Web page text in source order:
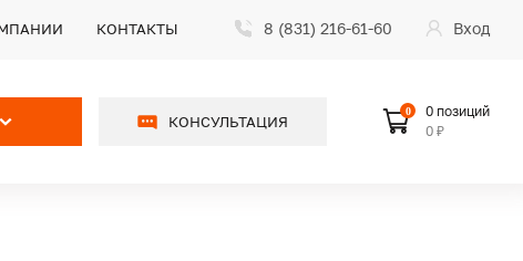
КОНТАКТЫ 8 (831) 216-61-60 Вход
КОНСУЛЬТАЦИЯ
0
0 позиций
0 ₽